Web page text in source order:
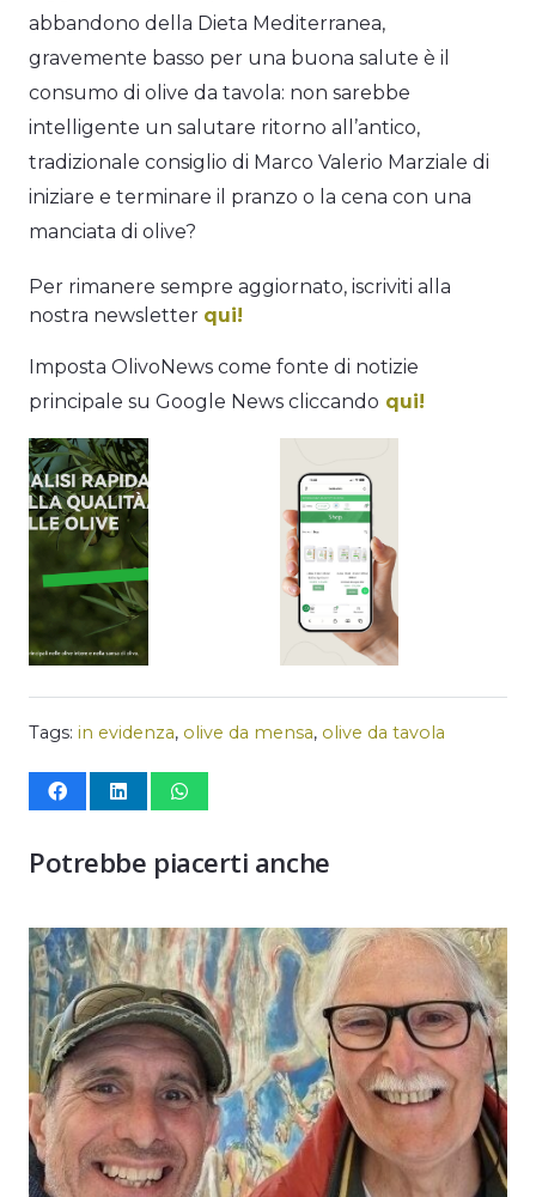
abbandono della Dieta Mediterranea,
gravemente basso per una buona salute è il
consumo di olive da tavola: non sarebbe
intelligente un salutare ritorno all’antico,
tradizionale consiglio di Marco Valerio Marziale di
iniziare e terminare il pranzo o la cena con una
manciata di olive?
Per rimanere sempre aggiornato, iscriviti alla
nostra newsletter qui!
Imposta OlivoNews come fonte di notizie
principale su Google News cliccando qui!
Tags: in evidenza, olive da mensa, olive da tavola
Potrebbe piacerti anche